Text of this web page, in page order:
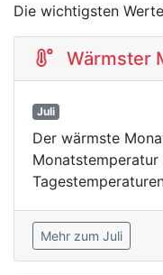
Die wichtigsten
Wärmster
Juli
Der wärmste
Monatstemperatur
Mehr zum Juli